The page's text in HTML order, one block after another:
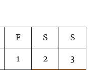
F S S
1 2 3